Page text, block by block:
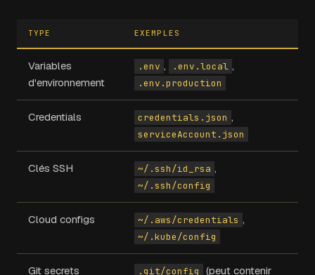
TYPE EXEMPLES
Variables
d'environnement
.env , .env.local ,
.env.production
Credentials credentials.json ,
serviceAccount.json
Clés SSH ~/.ssh/id_rsa ,
~/.ssh/config
Cloud configs ~/.aws/credentials ,
~/.kube/config
Git secrets .git/config
(peut contenir